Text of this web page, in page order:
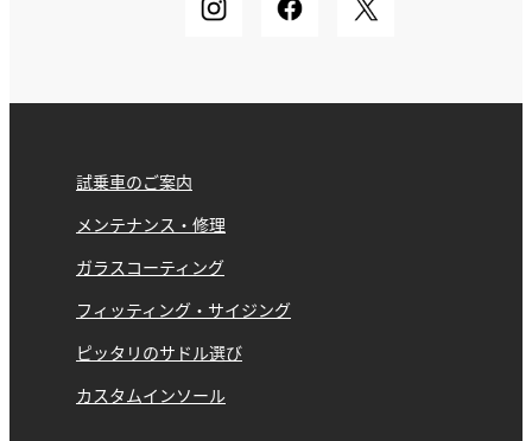
試乗車のご案内
メンテナンス・修理
ガラスコーティング
フィッティング・サイジング
ピッタリのサドル選び
カスタムインソール